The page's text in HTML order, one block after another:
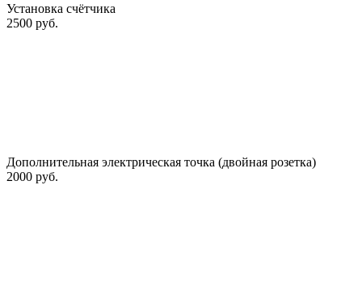
Установка счётчика
2500 руб.
Дополнительная электрическая точка (двойная розетка)
2000 руб.